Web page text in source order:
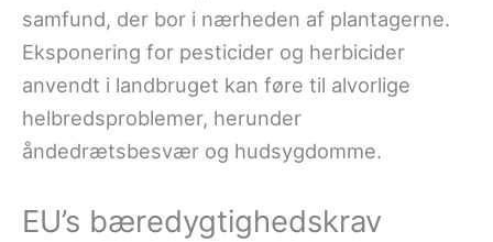
samfund, der bor i nærheden af plantagerne.
Eksponering for pesticider og herbicider
anvendt i landbruget kan føre til alvorlige
helbredsproblemer, herunder
åndedrætsbesvær og hudsygdomme.
EU’s bæredygtighedskrav